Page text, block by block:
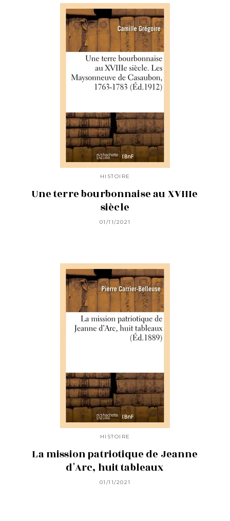
HISTOIRE
Une terre bourbonnaise au XVIIIe
siècle
01/11/2021
HISTOIRE
La mission patriotique de Jeanne
d'Arc, huit tableaux
01/11/2021